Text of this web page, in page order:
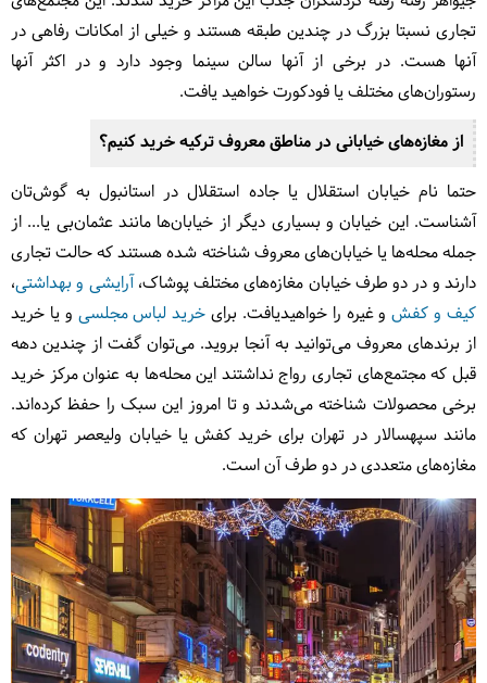
تجاری نسبتا بزرگ در چندین طبقه هستند و خیلی از امکانات رفاهی در
آنها هست. در برخی از آنها سالن سینما وجود دارد و در اکثر آنها
رستوران‌های مختلف یا فودکورت خواهید یافت.
از مغازه‌های خیابانی در مناطق معروف ترکیه خرید کنیم؟
حتما نام خیابان استقلال یا جاده استقلال در استانبول به گوش‌تان
آشناست. این خیابان و بسیاری دیگر از خیابان‌ها مانند عثمان‌بی یا... از
جمله محله‌ها یا خیابان‌های معروف شناخته شده هستند که حالت تجاری
دارند و در دو طرف خیابان مغازه‌های مختلف پوشاک،آرایشی و بهداشتی،
کیف و کفشو غیره را خواهیدیافت. برای خرید لباس مجلسی و یا خرید
از برندهای معروف می‌توانید به آنجا بروید. می‌توان گفت از چندین دهه
قبل که مجتمع‌های تجاری رواج نداشتند این محله‌ها به عنوان مرکز خرید
برخی محصولات شناخته می‌شدند و تا امروز این سبک را حفظ کرده‌اند.
مانند سپهسالار در تهران برای خرید کفش یا خیابان ولیعصر تهران که
مغازه‌های متعددی در دو طرف آن است.